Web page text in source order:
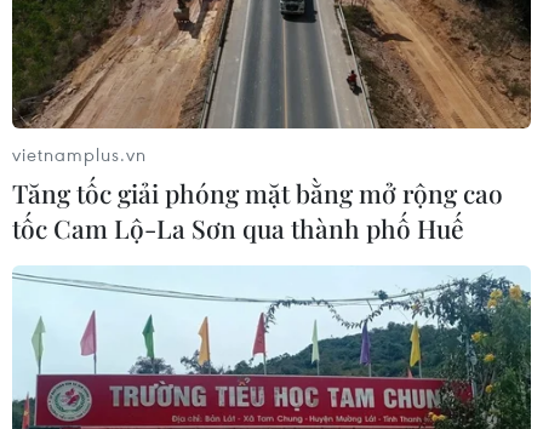
Indonesia: Hội nghị Cấp cao ASEAN 42 đạt
vietnamplus.vn
Tăng tốc giải phóng mặt bằng mở rộng cao
tốc Cam Lộ-La Sơn qua thành phố Huế